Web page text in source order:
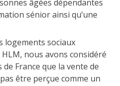
âgées dépendantes
sénior ainsi qu’une
logements sociaux
nous avons considéré
de France que la vente de
être perçue comme un